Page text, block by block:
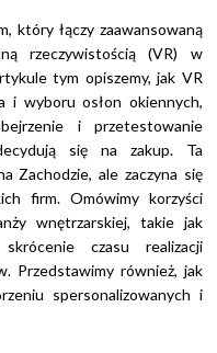
który łączy zaawansowaną
rzeczywistością (VR) w
tym opiszemy, jak VR
i wyboru osłon okiennych,
i przetestowanie
się na zakup. Ta
Zachodzie, ale zaczyna się
firm. Omówimy korzyści
wnętrzarskiej, takie jak
czasu realizacji
Przedstawimy również, jak
spersonalizowanych i